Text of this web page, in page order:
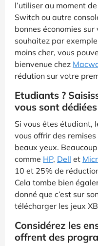
l’utiliser au moment
Switch ou autre
bonnes économies
souhaitez par
moins cher, vous
bienvenue chez
rédution sur votre
Etudiants ?
vous sont dédiées
Si vous êtes étudiant,
vous offrir des
beaux yeux.
comme HP, Dell et
10 et 25% de
Cela tombe bien
donné que c’est sur
télécharger les jeux
Considérez les
offrent des